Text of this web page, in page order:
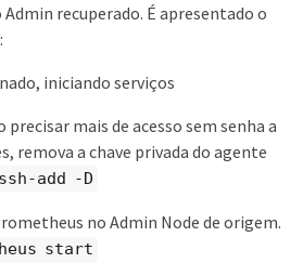
recuperado. É apresentado o
iniciando serviços
precisar mais de acesso sem senha a
remova a chave privada do agente
ssh-add -D
no Admin Node de origem.
start